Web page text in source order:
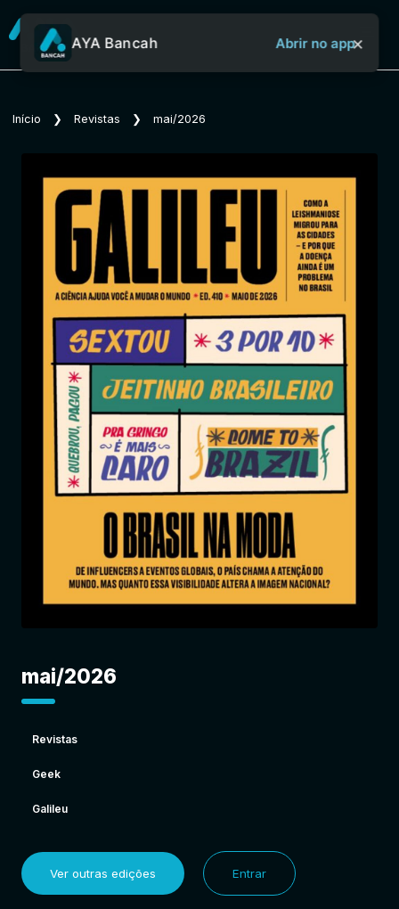
Sobre o Aya Bancah
Início
Jornais
Notícias
Entrar
AYA Bancah Abrir no app×
Início ❯ Revistas ❯ mai/2026
mai/2026
Revistas
Geek
Galileu
Ver outras edições Entrar